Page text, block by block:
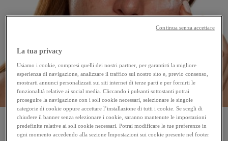
La tua privacy
Usiamo i cookie, compresi quelli dei nostri partner, per garantirti la migliore
esperienza di navigazione, analizzare il traffico sul nostro sito e, previo consenso,
mostrarti annunci personalizzati sui siti internet di terze parti e per fornirti le
funzionalità relative ai social media. Cliccando i pulsanti sottostanti potrai
proseguire la navigazione con i soli cookie necessari, selezionare le singole
categorie di cookie oppure accettare l’installazione di tutti i cookie. Se scegli di
chiudere il banner senza selezionare i cookie, saranno mantenute le impostazioni
predefinite relative ai soli cookie necessari. Potrai modificare le tue preferenze in
ogni momento accedendo alla sezione Impostazioni sui cookie presente nel footer
Continua senza accettare